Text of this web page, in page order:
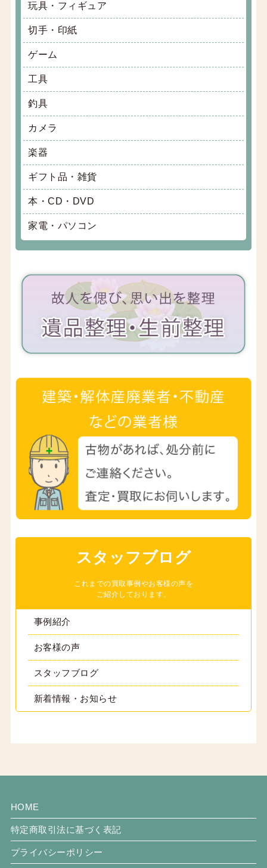
玩具・フィギュア
切手・印紙
ゲーム
工具
釣具
カメラ
楽器
ギフト品・雑貨
本・CD・DVD
家電・パソコン
スタッフブログ
これまでの買取事例やお客様の声を
ご紹介しております。
事例紹介
お客様の声
スタッフブログ
新着情報・お知らせ
HOME
特定商取引法に基づく表記
プライバシーポリシー